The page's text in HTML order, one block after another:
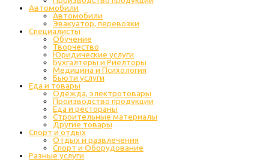
Автомобили
Автомобили
Эвакуатор, перевозки
Специалисты
Обучение
Творчество
Юридические услуги
Бухгалтеры и Риелторы
Медицина и Психология
Бьюти услуги
Еда и товары
Одежда, электротовары
Производство продукции
Еда и рестораны
Строительные материалы
Другие товары
Спорт и отдых
Отдых и развлечения
Спорт и Оборудование
Разные услуги